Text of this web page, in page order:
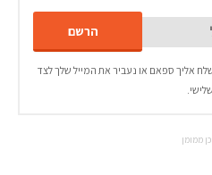
אליך ספאם או נעביר את המייל שלך לצד
שלישי.
ממומן